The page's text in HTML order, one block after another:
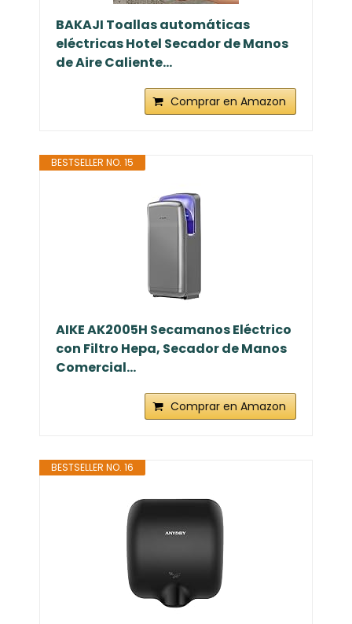
BAKAJI Toallas automáticas
eléctricas Hotel Secador de Manos
de Aire Caliente...
Comprar en Amazon
BESTSELLER NO. 15
AIKE AK2005H Secamanos Eléctrico
con Filtro Hepa, Secador de Manos
Comercial...
Comprar en Amazon
BESTSELLER NO. 16